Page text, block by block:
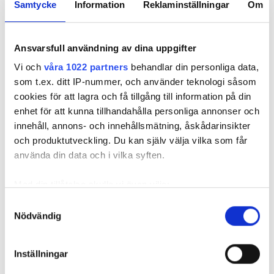
Samtycke Information Reklaminställningar Om
Ansvarsfull användning av dina uppgifter
Vi och våra 1022 partners behandlar din personliga data,
som t.ex. ditt IP-nummer, och använder teknologi såsom
cookies för att lagra och få tillgång till information på din
enhet för att kunna tillhandahålla personliga annonser och
innehåll, annons- och innehållsmätning, åskådarinsikter
och produktutveckling. Du kan själv välja vilka som får
använda din data och i vilka syften.
som kan ha en noggrannhet på upp till flera meter
Ta reda på mer om hur dina personliga uppgifter
Nödvändig
Inställningar
Öppettider
måndag
tisdag 07.30 - 13.00
onsdag 07.30 - 18.00
torsdag 07.30 - 13.00
söndag